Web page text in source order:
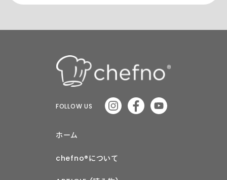
FOLLOW US
ホーム
chefno®︎について